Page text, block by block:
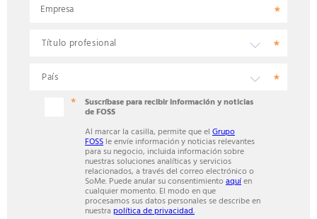
Empresa
Suscríbase para recibir información y noticias
de FOSS
Al marcar la casilla, permite que el Grupo
FOSS le envíe información y noticias relevantes
para su negocio, incluida información sobre
nuestras soluciones analíticas y servicios
relacionados, a través del correo electrónico o
SoMe. Puede anular su consentimiento aquíen
cualquier momento. El modo en que
procesamos sus datos personales se describe en
nuestra política de privacidad.